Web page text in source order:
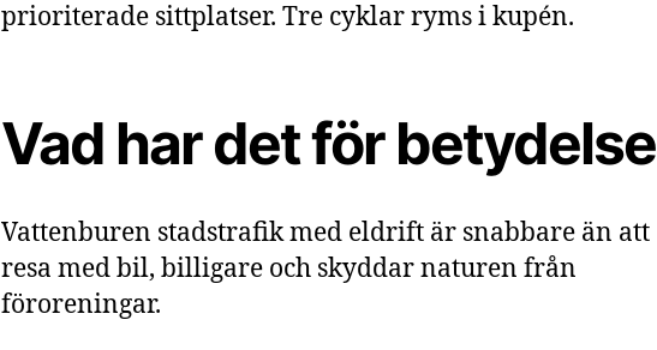
prioriterade sittplatser. Tre cyklar ryms i kupén.
Vad har det för betydelse
Vattenburen stadstrafik med eldrift är snabbare än att
resa med bil, billigare och skyddar naturen från
föroreningar.